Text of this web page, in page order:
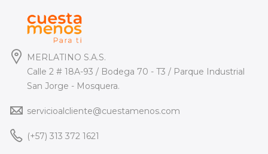
MERLATINO S.A.S.
Calle 2 # 18A-93 / Bodega 70 - T3 / Parque Industrial
San Jorge - Mosquera.
servicioalcliente@cuestamenos.com
(+57) 313 372 1621